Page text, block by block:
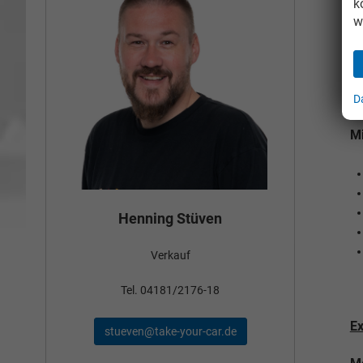
Henning Stüven
Verkauf
Tel. 04181/2176-18
stueven@take-your-car.de